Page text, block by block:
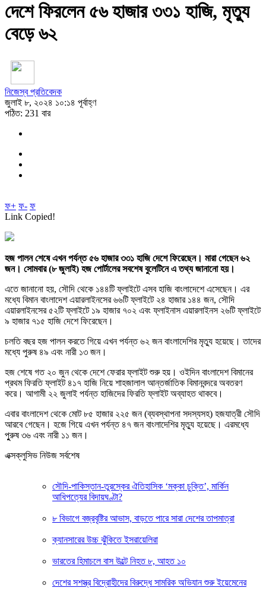
দেশে ফিরলেন ৫৬ হাজার ৩৩১ হাজি, মৃত্যু
বেড়ে ৬২
নিজেস্ব প্রতিবেদক
জুলাই ৮, ২০২৪ ১০:১৪ পূর্বাহ্ণ
পঠিত: 231 বার
ফ+ ফ- ফ
Link Copied!
হজ পালন শেষে এখন পর্যন্ত ৫৬ হাজার ৩৩১ হাজি দেশে ফিরেছেন। মারা গেছেন ৬২
জন। সোমবার (৮ জুলাই) হজ পোর্টালের সবশেষ বুলেটিনে এ তথ্য জানানো হয়।
এতে জানানো হয়, সৌদি থেকে ১৪৪টি ফ্লাইটে এসব হাজি বাংলাদেশে এসেছেন। এর
মধ্যে বিমান বাংলাদেশ এয়ারলাইনসের ৬৬টি ফ্লাইটে ২৪ হাজার ১৪৪ জন, সৌদি
এয়ারলাইনসের ৫২টি ফ্লাইটে ১৯ হাজার ৭০২ এবং ফ্লাইনাস এয়ারলাইনস ২৬টি ফ্লাইটে
৯ হাজার ৭১৫ হাজি দেশে ফিরেছেন।
চলতি বছর হজ পালন করতে গিয়ে এখন পর্যন্ত ৬২ জন বাংলাদেশির মৃত্যু হয়েছে। তাদের
মধ্যে পুরুষ ৪৯ এবং নারী ১৩ জন।
হজ শেষে গত ২০ জুন থেকে দেশে ফেরার ফ্লাইট শুরু হয়। ওইদিন বাংলাদেশ বিমানের
প্রথম ফিরতি ফ্লাইট ৪১৭ হাজি নিয়ে শাহজালাল আন্তর্জাতিক বিমানবন্দরে অবতরণ
করে। আগামী ২২ জুলাই পর্যন্ত হাজিদের ফিরতি ফ্লাইট অব্যাহত থাকবে।
এবার বাংলাদেশ থেকে মোট ৮৫ হাজার ২২৫ জন (ব্যবস্থাপনা সদস্যসহ) হজযাত্রী সৌদি
আরবে গেছেন। হজে গিয়ে এখন পর্যন্ত ৪৭ জন বাংলাদেশির মৃত্যু হয়েছে। এরমধ্যে
পুুরুষ ৩৬ এবং নারী ১১ জন।
এক্সক্লুসিভ নিউজ সর্বশেষ
সৌদি-পাকিস্তান-তুরস্কের ঐতিহাসিক ‘মক্কা চুক্তি’, মার্কিন
আধিপত্যের বিদায়ঘণ্টা?
৮ বিভাগে বজ্রবৃষ্টির আভাস, বাড়তে পারে সারা দেশের তাপমাত্রা
ক্যানসারের উচ্চ ঝুঁকিতে ইসরায়েলিরা
ভারতের হিমাচলে বাস উল্টে নিহত ৮, আহত ১০
দেশের সশস্ত্র বিদ্রোহীদের বিরুদ্ধে সামরিক অভিযান শুরু ইয়েমেনের